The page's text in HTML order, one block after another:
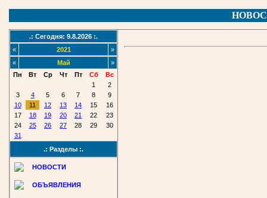
.: Сегодня: 9.8.2026 :.
«
2021
»
«
Май
»
Пн
Вт Ср Чт Пт Сб
Вс
1
2
3
4 5 6 7 8
9
10
11 12 13 14 15
16
17
18 19 20 21 22
23
24
25 26 27 28 29
30
31
.: Разделы :.
НОВОСТИ
ОБЪЯВЛЕНИЯ